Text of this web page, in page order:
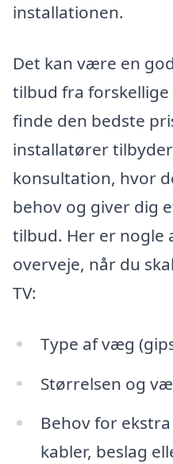
installationen.
Det kan være en
tilbud fra
finde den bedste
installatører
konsultation, hvor
behov og giver dig
tilbud. Her er nogle
overveje, når du
TV:
Type af væg
Størrelsen og
Behov for
kabler, beslag